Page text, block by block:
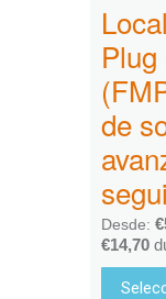
de
Desde: €
€14,70